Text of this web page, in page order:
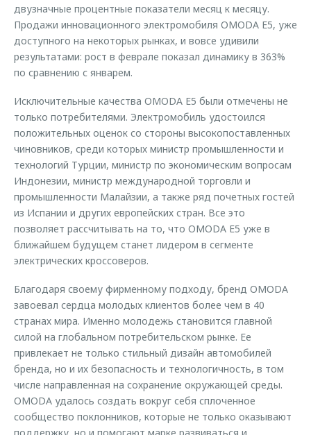
двузначные процентные показатели месяц к месяцу.
Продажи инновационного электромобиля OMODA E5, уже
доступного на некоторых рынках, и вовсе удивили
результатами: рост в феврале показал динамику в 363%
по сравнению с январем.
Исключительные качества OMODA E5 были отмечены не
только потребителями. Электромобиль удостоился
положительных оценок со стороны высокопоставленных
чиновников, среди которых министр промышленности и
технологий Турции, министр по экономическим вопросам
Индонезии, министр международной торговли и
промышленности Малайзии, а также ряд почетных гостей
из Испании и других европейских стран. Все это
позволяет рассчитывать на то, что OMODA E5 уже в
ближайшем будущем станет лидером в сегменте
электрических кроссоверов.
Благодаря своему фирменному подходу, бренд OMODA
завоевал сердца молодых клиентов более чем в 40
странах мира. Именно молодежь становится главной
силой на глобальном потребительском рынке. Ее
привлекает не только стильный дизайн автомобилей
бренда, но и их безопасность и технологичность, в том
числе направленная на сохранение окружающей среды.
OMODA удалось создать вокруг себя сплоченное
сообщество поклонников, которые не только оказывают